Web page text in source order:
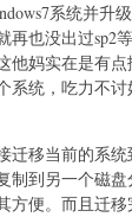
系统并升
再也没出过sp2
他妈实在是有
系统，吃力不
迁移当前的系统
制到另一个磁
方便。而且迁